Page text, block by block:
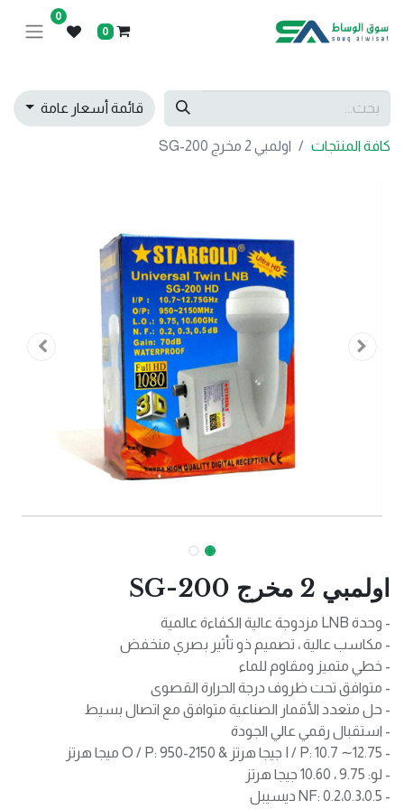
0
0
قائمة أسعار عامة
كافة المنتجات اولمبي 2 مخرج SG-200
اولمبي 2 مخرج SG-200
- وحدة LNB مزدوجة عالية الكفاءة عالمية
- مكاسب عالية ، تصميم ذو تأثير بصري منخفض
- خطي متميز ومقاوم للماء
- متوافق تحت ظروف درجة الحرارة القصوى
- حل متعدد الأقمار الصناعية متوافق مع اتصال بسيط
- استقبال رقمي عالي الجودة
- I / P: 10.7 ∼12.75 جيجا هرتز & O / P: 950-2150 ميجا هرتز
- لو: 9.75 ، 10.60 جيجا هرتز
- NF: 0.2،0.3،0.5 ديسيبل